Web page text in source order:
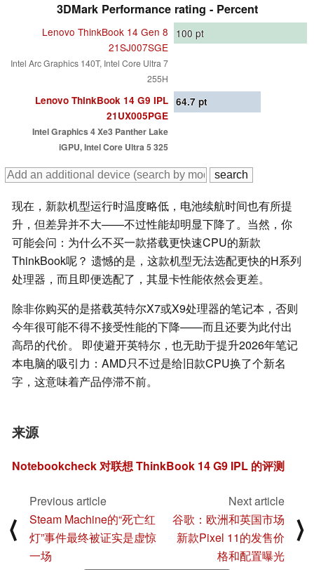
3DMark Performance rating - Percent
Lenovo ThinkBook 14 Gen 8
21SJ007SGE
Intel Arc Graphics 140T, Intel Core Ultra 7
255H
100 pt
Lenovo ThinkBook 14 G9 IPL
21UX005PGE
Intel Graphics 4 Xe3 Panther Lake
iGPU, Intel Core Ultra 5 325
64.7 pt
现在，新款机型运行时温度略低，电池续航时间也有所提
升，但差异并不大——不过性能却明显下降了。当然，你
可能会问：为什么不买一款搭载更快速CPU的新款
ThinkBook呢？ 遗憾的是，这款机型无法选配更快的H系列
处理器，而且即便选配了，其显卡性能依然会更差。
除非你购买的是搭载英特尔X7或X9处理器的笔记本，否则
今年很可能不得不接受性能的下降——而且还要为此付出
高昂的代价。 即使避开英特尔，也无助于提升2026年笔记
本电脑的吸引力：AMD只不过是给旧款CPU换了个新名
字，这意味着产品停滞不前。
来源
Notebookcheck 对联想 ThinkBook 14 G9 IPL 的评测
⟨
Previous article
Steam Machine的“死亡红
灯”事件最终被证实是虚惊
一场
Next article
谷歌：欧洲和英国市场
新款Pixel 11的发售价
格和配置曝光
⟩